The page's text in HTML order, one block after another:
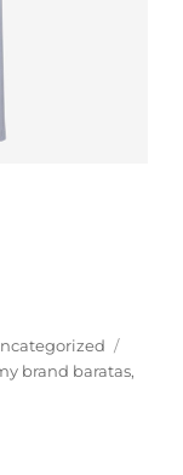
brand baratas,